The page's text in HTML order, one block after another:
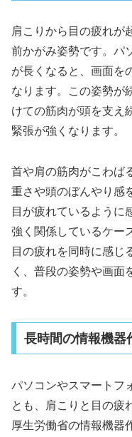
肩こりから目の疲れが
前かがみ姿勢です。パ
が長くなると、画面を
なります。この姿勢が
けての筋肉が頭を支え
緊張が強くなります。
首や肩の筋肉がこわば
重さや頭のぼんやり感
目が疲れているように
強く関係しているケー
目の疲れを同時に感じ
く、普段の姿勢や画面
す。
長時間の情報機器
パソコンやスマートフ
とも、肩こりと目の疲
厚生労働省の情報機器